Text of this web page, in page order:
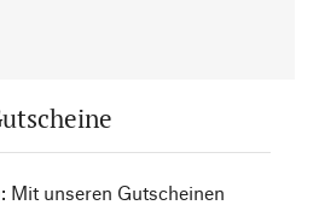
Mit unseren Gutscheinen